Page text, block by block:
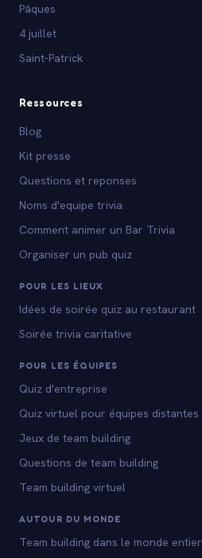
Pâques
4 juillet
Saint-Patrick
Ressources
Blog
Kit presse
Questions et reponses
Noms d'equipe trivia
Comment animer un Bar Trivia
Organiser un pub quiz
POUR LES LIEUX
Idées de soirée quiz au restaurant
Soirée trivia caritative
POUR LES ÉQUIPES
Quiz d'entreprise
Quiz virtuel pour équipes distantes
Jeux de team building
Questions de team building
Team building virtuel
AUTOUR DU MONDE
Team building dans le monde entier